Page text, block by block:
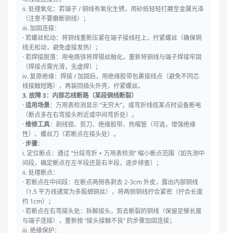
ii. 处理氧化：若端子 / 铜线有氧化生锈，用砂纸轻轻打磨至金属光泽
（注意不要磨断铜线）；
iii. 加固连接：
· 若螺丝松动：将铜线重新压紧在端子接线柱上，拧紧螺丝（确保铜
线无松动，避免虚接发热）；
· 若焊接脱落：用电烙铁将焊锡丝融化，重新将铜线与端子焊接牢固
（焊接点需光滑，无虚焊）；
iv. 复原绝缘：焊接 / 加固后，用绝缘胶带包裹接线点（避免不同芯
线接触短路），再装回插头外壳，拧紧螺丝。
3. 故障 3：内部芯线断路（某段铜线断裂）
·适用场景：万用表检测显示 “无穷大”，或弯折线缆某点时设备断电
（断点多在右弯接头附近或中间弯折处）。
·维修工具：剥线钳、剪刀、绝缘胶带、热缩管（可选，增强绝缘
性）、螺丝刀（若断点在接头处）。
·步骤：
i. 定位断点：通过 “分段弯折 + 万用表检测” 缩小断点范围（如先测中
间段，确定断点在左半段还是右半段，逐步排查）；
ii. 处理断点：
· 若断点在中间段：在断点两侧各剥去 2-3cm 外皮，露出内部铜线
（1.5 平方线通常为多股细铜丝），将两侧铜线拧合紧密（拧合长度
约 1cm）；
· 若断点在右弯接头处：拆解接头，剪去断裂的铜线（保留足够长度
与端子连接），重新按 “接头接触不良” 的步骤加固连接；
iii. 绝缘保护：